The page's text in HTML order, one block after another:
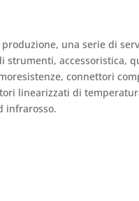
produzione, una serie di
strumenti, accessoristica,
connettori
linearizzati di
infrarosso.